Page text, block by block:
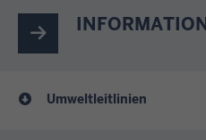
Umweltleitlinien